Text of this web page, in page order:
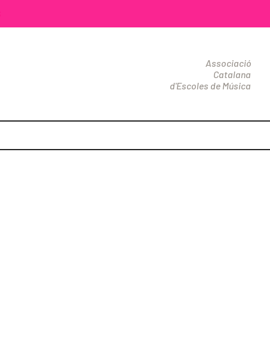
Associació
Catalana
d'Escoles de Música